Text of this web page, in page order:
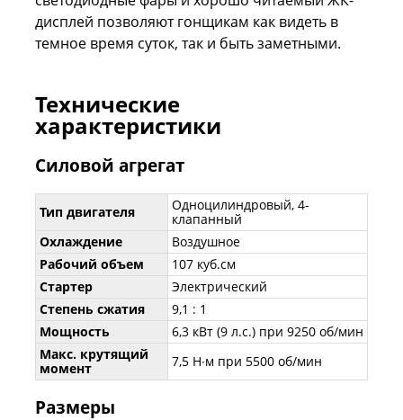
дисплей позволяют гонщикам как видеть в
темное время суток, так и быть заметными.
Технические
характеристики
Силовой агрегат
Тип двигателя
Одноцилиндровый, 4-
клапанный
Охлаждение
Воздушное
Рабочий объем
107 куб.см
Стартер
Электрический
Степень сжатия
9,1 : 1
Мощность
6,3 кВт (9 л.с.) при 9250 об/мин
Макс. крутящий
момент
7,5 Н∙м при 5500 об/мин
Размеры